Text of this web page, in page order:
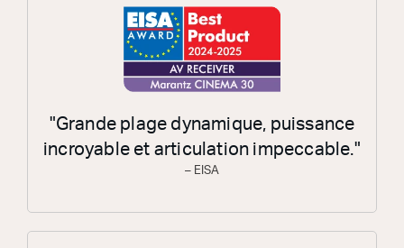
"Grande plage dynamique, puissance
incroyable et articulation impeccable."
– EISA